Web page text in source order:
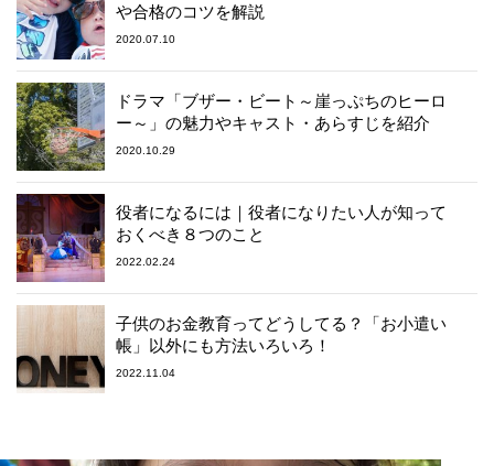
や合格のコツを解説
2020.07.10
ドラマ「ブザー・ビート～崖っぷちのヒーロ
ー～」の魅力やキャスト・あらすじを紹介
2020.10.29
役者になるには｜役者になりたい人が知って
おくべき８つのこと
2022.02.24
子供のお金教育ってどうしてる？「お小遣い
帳」以外にも方法いろいろ！
2022.11.04